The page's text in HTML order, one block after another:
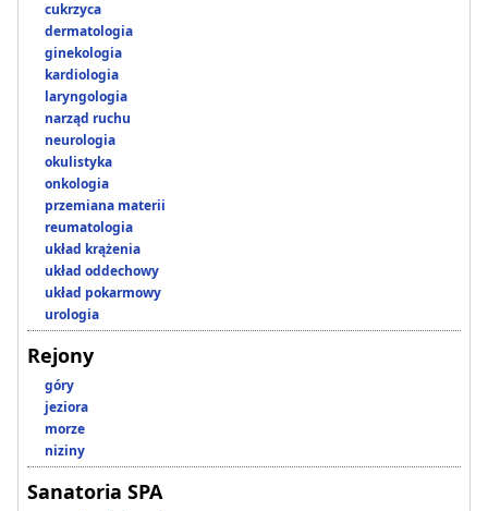
cukrzyca
dermatologia
ginekologia
kardiologia
laryngologia
narząd ruchu
neurologia
okulistyka
onkologia
przemiana materii
reumatologia
układ krążenia
układ oddechowy
układ pokarmowy
urologia
Rejony
góry
jeziora
morze
niziny
Sanatoria SPA